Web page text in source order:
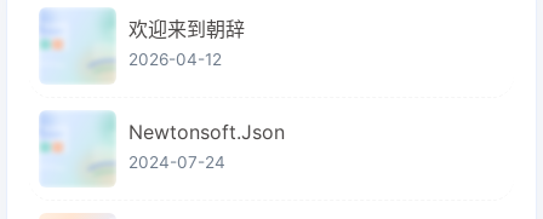
欢迎来到朝辞
2026-04-12
Newtonsoft.Json
2024-07-24